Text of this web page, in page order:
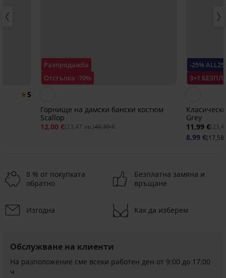
5
Разпродажба
Отстъпка -70%
Горнище на дамски бански костюм
Scallop
12,00 €(23,47 лв.)40,39 €
-25% ALL25
3+1
Grey
11,99 €
8,99 €(17,58
8 % от покупката
обратно
Безплатна замяна и
връщане
Изгодна Как да изберем
Обслужване на клиенти
На разположение сме всеки работен ден от 9:00 до 17:00
ч